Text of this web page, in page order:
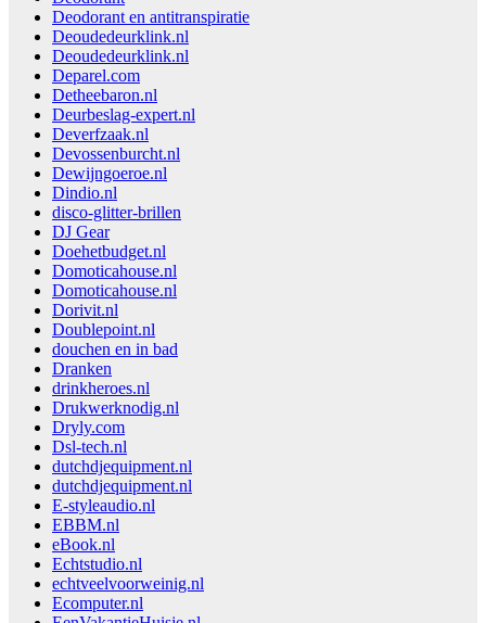
Deodorant en antitranspiratie
Deoudedeurklink.nl
Deoudedeurklink.nl
Deparel.com
Detheebaron.nl
Deurbeslag-expert.nl
Deverfzaak.nl
Devossenburcht.nl
Dewijngoeroe.nl
Dindio.nl
disco-glitter-brillen
DJ Gear
Doehetbudget.nl
Domoticahouse.nl
Domoticahouse.nl
Dorivit.nl
Doublepoint.nl
douchen en in bad
Dranken
drinkheroes.nl
Drukwerknodig.nl
Dryly.com
Dsl-tech.nl
dutchdjequipment.nl
dutchdjequipment.nl
E-styleaudio.nl
EBBM.nl
eBook.nl
Echtstudio.nl
echtveelvoorweinig.nl
Ecomputer.nl